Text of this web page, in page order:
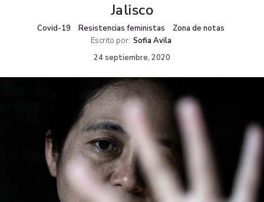
Jalisco
Covid-19 Resistencias feministas
Zona de notas
Escrito por: Sofia Avila
24 septiembre, 2020